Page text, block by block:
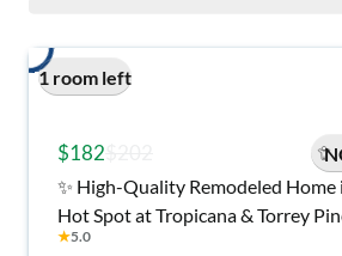
1 room left
$182
✨ High-Quality Remodeled Home
Hot Spot at Tropicana & Torrey
Groceries & Bus Routes 🛒🚌 Easy
★5.0